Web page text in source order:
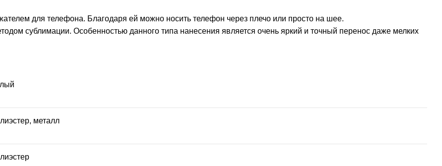
для телефона. Благодаря ей можно носить телефон через плечо или просто на шее.
сублимации. Особенностью данного типа нанесения является очень яркий и точный перенос даже мелких
металл